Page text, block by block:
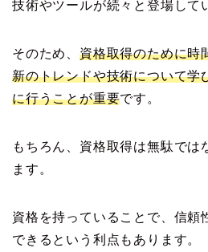
技術やツールが続々と登場して
そのため、 資格取得のために時
新のトレンドや技術について学
に行うことが重要です。
もちろん、資格取得は無駄では
ます。
資格を持っていることで、信頼
できるという利点もあります。